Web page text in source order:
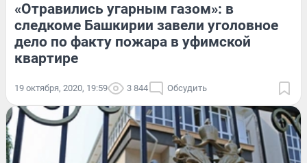
«Отравились угарным газом»: в
следкоме Башкирии завели уголовное
дело по факту пожара в уфимской
квартире
19 октября, 2020, 19:59 3 844 Обсудить